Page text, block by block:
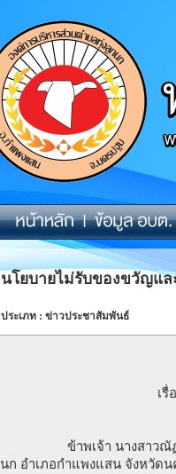
นโยบายไม่รับของขวัญแ
ประเภท : ข่าวประชาสัมพันธ์
เรื่
ข้าพเจ้า นางสาวณัฏฐ์ชุดา
นก อำเภอกำแพงแสน จังหวัด